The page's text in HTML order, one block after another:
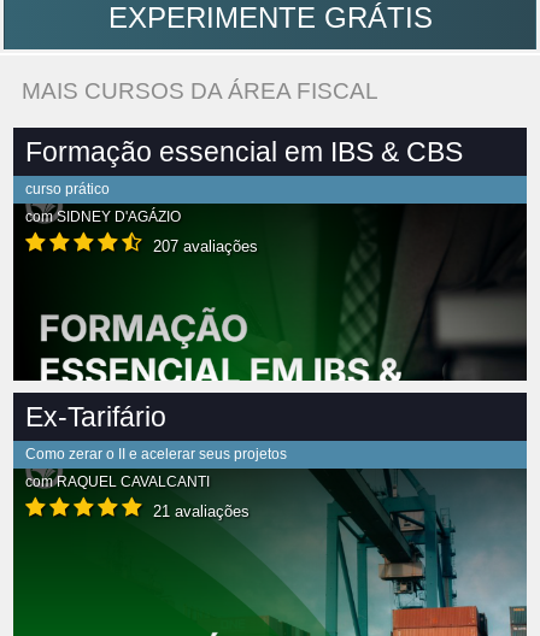
EXPERIMENTE GRÁTIS
MAIS CURSOS DA ÁREA FISCAL
Formação essencial em IBS & CBS
curso prático
comSIDNEY D'AGÁZIO
207 avaliações
Ex-Tarifário
Como zerar o II e acelerar seus projetos
comRAQUEL CAVALCANTI
21 avaliações